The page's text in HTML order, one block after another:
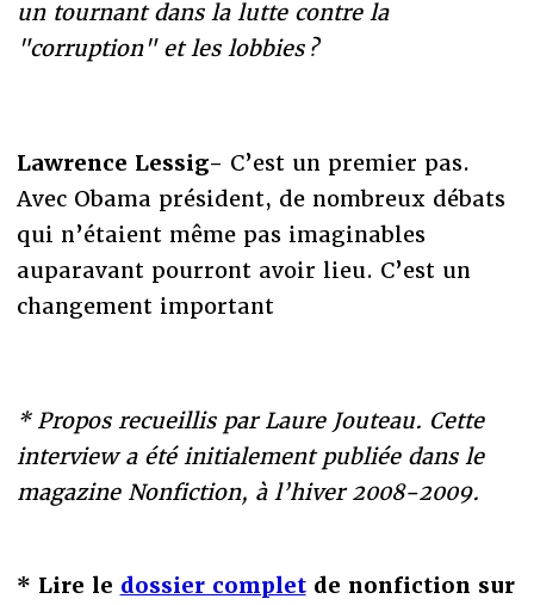
un tournant dans la lutte contre la
"corruption" et les lobbies ?
Lawrence Lessig- C’est un premier pas.
Avec Obama président, de nombreux débats
qui n’étaient même pas imaginables
auparavant pourront avoir lieu. C’est un
changement important
* Propos recueillis par Laure Jouteau. Cette
interview a été initialement publiée dans le
magazine Nonfiction, à l’hiver 2008-2009.
* Lire le dossier completde nonfiction sur